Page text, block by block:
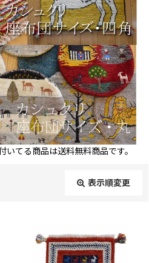
いてる商品は送料無料商品です。
表示順変更